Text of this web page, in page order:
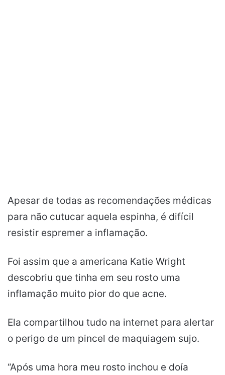
Apesar de todas as recomendações médicas
para não cutucar aquela espinha, é difícil
resistir espremer a inflamação.
Foi assim que a americana Katie Wright
descobriu que tinha em seu rosto uma
inflamação muito pior do que acne.
Ela compartilhou tudo na internet para alertar
o perigo de um pincel de maquiagem sujo.
“Após uma hora meu rosto inchou e doía